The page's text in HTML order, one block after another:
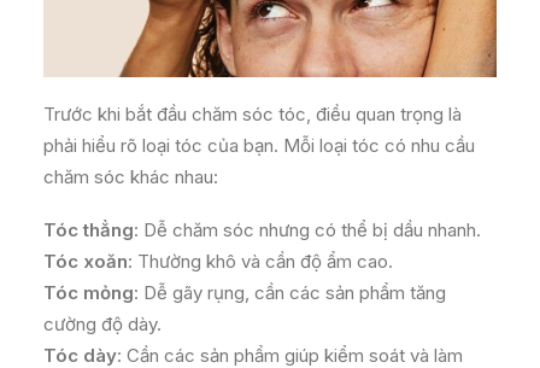
Trước khi bắt đầu chăm sóc tóc, điều quan trọng là
phải hiểu rõ loại tóc của bạn. Mỗi loại tóc có nhu cầu
chăm sóc khác nhau:
Tóc thẳng: Dễ chăm sóc nhưng có thể bị dầu nhanh.
Tóc xoăn: Thường khô và cần độ ẩm cao.
Tóc mỏng: Dễ gãy rụng, cần các sản phẩm tăng
cường độ dày.
Tóc dày: Cần các sản phẩm giúp kiểm soát và làm